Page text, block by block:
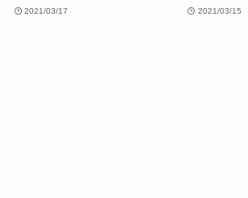
2021/03/17 2021/03/15